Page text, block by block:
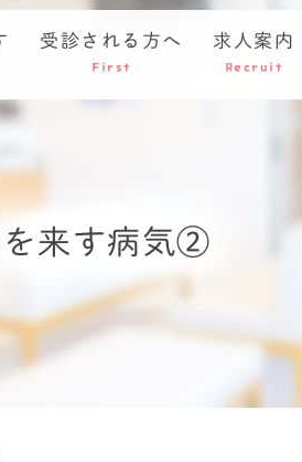
受診される方へ
First
求人案内
Recruit
を来す病気②